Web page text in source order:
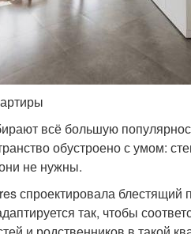
всё большую
обустроено с умом:
не нужны.
спроектировала блестящий
так, чтобы